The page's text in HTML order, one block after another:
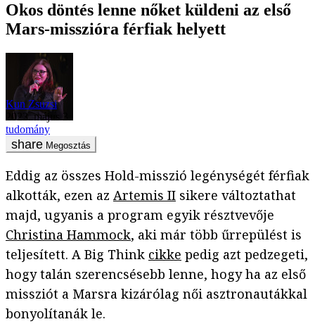
Okos döntés lenne nőket küldeni az első
Mars-misszióra férfiak helyett
Kun Zsuzsi
2023. május 3.
tudomány
Megosztás
Eddig az összes Hold-misszió legénységét férfiak
alkották, ezen az Artemis II sikere változtathat
majd, ugyanis a program egyik résztvevője
Christina Hammock, aki már több űrrepülést is
teljesített. A Big Think cikke pedig azt pedzegeti,
hogy talán szerencsésebb lenne, hogy ha az első
missziót a Marsra kizárólag női asztronautákkal
bonyolítanák le.